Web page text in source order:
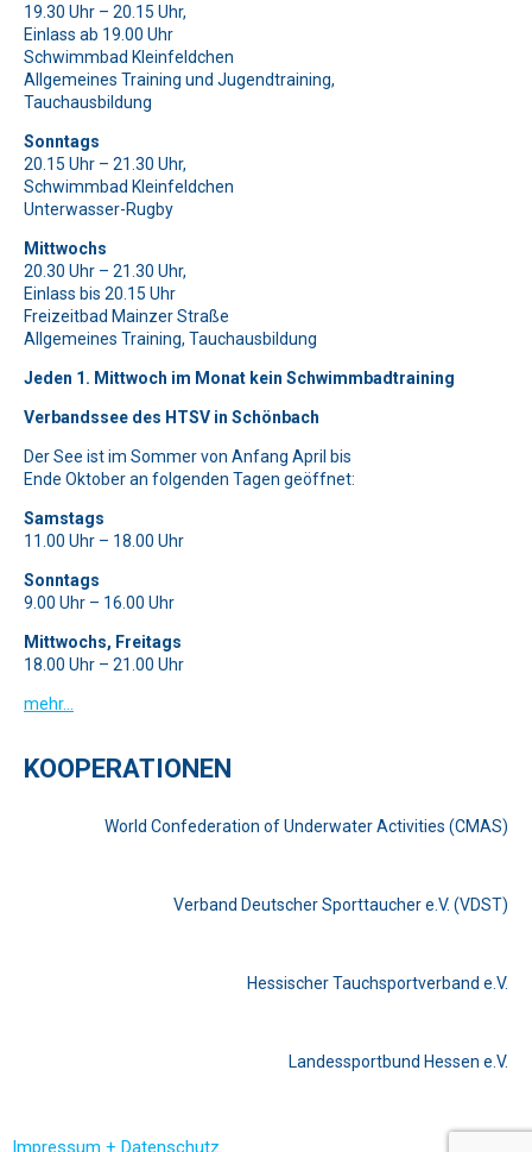
Bitte beweise, dass du kein Spambot bist und wähle das
Bitte lasse dieses Feld leer.
Bitte beweise, dass du kein Spambot bist und wähle das
Bitte lasse dieses Feld leer.
Bitte beweise, dass du kein Spambot bist und wähle das
Bitte lasse dieses Feld leer.
Bitte beweise, dass du kein Spambot bist und wähle das
Bitte lasse dieses Feld leer.
Bitte beweise, dass du kein Spambot bist und wähle das
Symbol
Bitte lasse dieses Feld leer.
Bitte beweise, dass du kein Spambot bist und wähle das
Bitte lasse dieses Feld leer.
Bitte beweise, dass du kein Spambot bist und wähle das
Bitte lasse dieses Feld leer.
Bitte beweise, dass du kein Spambot bist und wähle das
SymbolTasse
19.30 Uhr – 20.15 Uhr,
Einlass ab 19.00 Uhr
Schwimmbad Kleinfeldchen
Allgemeines Training und Jugendtraining,
Tauchausbildung
Sonntags
20.15 Uhr – 21.30 Uhr,
Schwimmbad Kleinfeldchen
Unterwasser-Rugby
Mittwochs
20.30 Uhr – 21.30 Uhr,
Einlass bis 20.15 Uhr
Freizeitbad Mainzer Straße
Allgemeines Training, Tauchausbildung
Jeden 1. Mittwoch im Monat kein Schwimmbadtraining
Verbandssee des HTSV in Schönbach
Der See ist im Sommer von Anfang April bis
Ende Oktober an folgenden Tagen geöffnet:
Samstags
11.00 Uhr – 18.00 Uhr
Sonntags
9.00 Uhr – 16.00 Uhr
Mittwochs, Freitags
18.00 Uhr – 21.00 Uhr
mehr…
KOOPERATIONEN
World Confederation of Underwater Activities (CMAS)
Verband Deutscher Sporttaucher e.V. (VDST)
Hessischer Tauchsportverband e.V.
Landessportbund Hessen e.V.
Impressum + Datenschutz